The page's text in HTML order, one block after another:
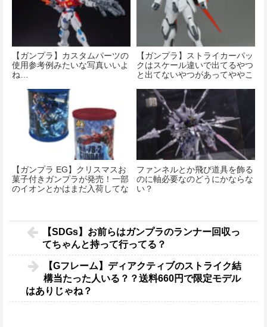
【ガンプラ】カスタムパーツの
使用参考例みたいな写真いいよ
ね…
【ガンプラ】ストライカーパッ
クはスケール違いで出てるやつ
と出てないやつがあってややこ
【ガンプラ EG】クリスマスお
菓子付きガンプラが発売！一部
のイオンとかはまだ入荷してな
ファンネルとか飛び道具を飾る
のに軸必要なのどうにかならな
い？
【SDGs】お前らはガンプラのランナー回収っ
てちゃんと持って行ってる？
【Gフレーム】ディアクティブのストライク結
構当たった人いる？？送料660円で限定モデル
はありじゃね？